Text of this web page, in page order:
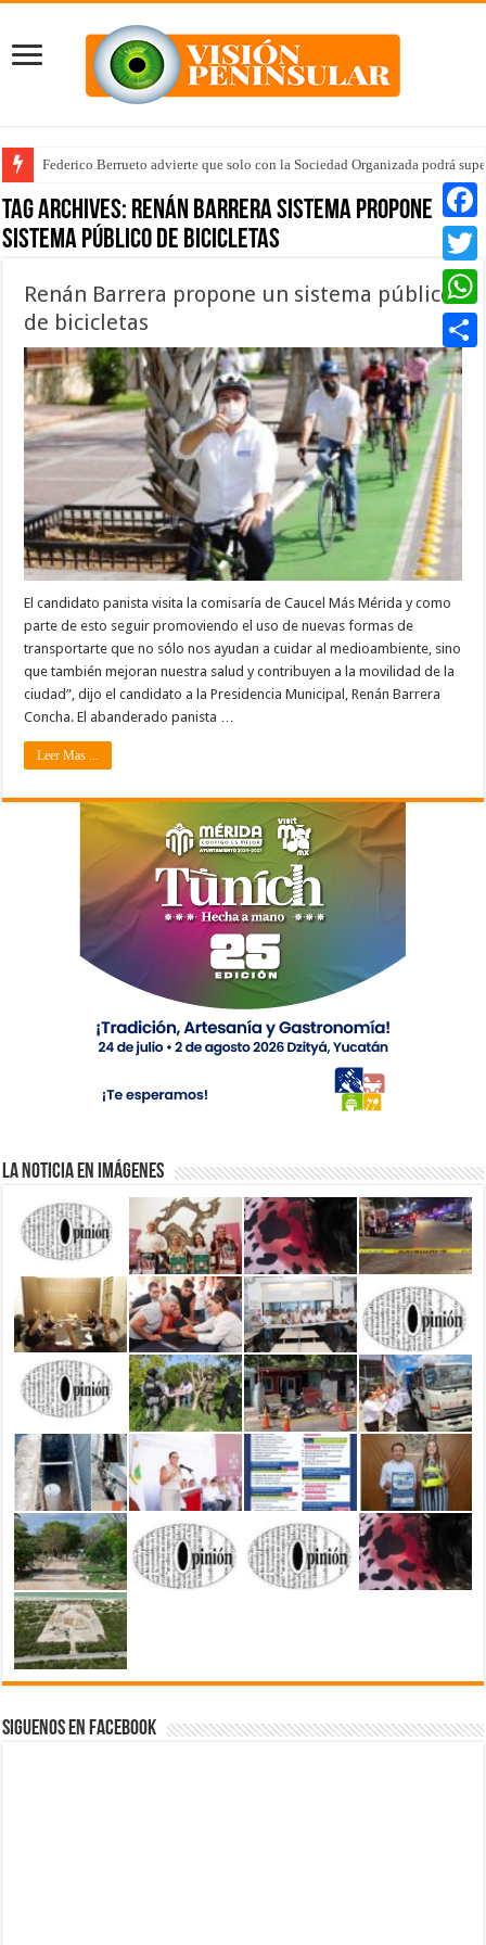
Federico Berrueto advierte que solo con la Sociedad Organizada podrá
Tag Archives: Renán Barrera sistema propone
sistema público de bicicletas
Renán Barrera propone un sistema público
de bicicletas
El candidato panista visita la comisaría de Caucel Más Mérida y como
parte de esto seguir promoviendo el uso de nuevas formas de
transportarte que no sólo nos ayudan a cuidar al medioambiente, sino
que también mejoran nuestra salud y contribuyen a la movilidad de la
ciudad”, dijo el candidato a la Presidencia Municipal, Renán Barrera
Concha. El abanderado panista …
Leer Mas ...
La Noticia en Imágenes
Siguenos en Facebook
Twitter